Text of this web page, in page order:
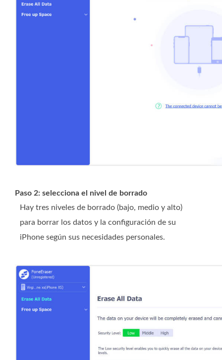
Paso 2: selecciona el nivel de borrado
Hay tres niveles de borrado (bajo, medio y alto)
para borrar los datos y la configuración de su
iPhone según sus necesidades personales.